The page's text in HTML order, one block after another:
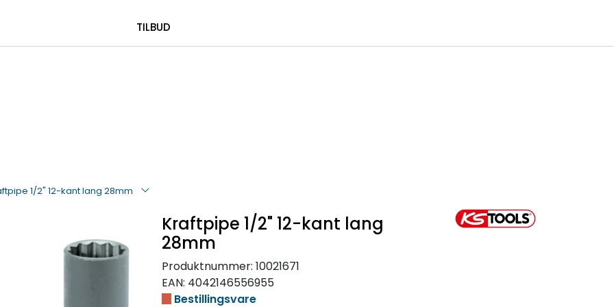
TILBUD
1/2" 12-kant lang 28mm
Kraftpipe 1/2" 12-kant lang
28mm
Produktnummer: 10021671
EAN: 4042146556955
Bestillingsvare